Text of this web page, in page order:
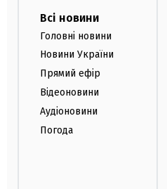
Всі новини
Головні новини
Новини України
Прямий ефір
Відеоновини
Аудіоновини
Погода